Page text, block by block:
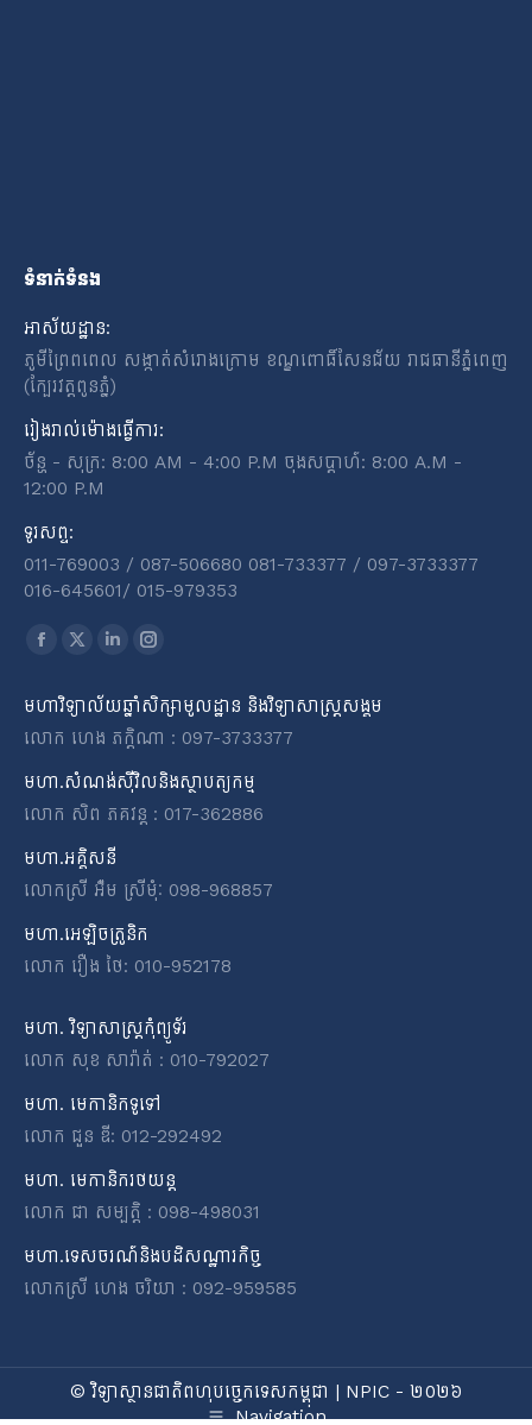
ទំនាក់ទំនង
អាស័យដ្ឋាន:
ភូមីព្រៃពពេល សង្កាត់សំរោងក្រោម ខណ្ឌពោធិ៍សែនជ័យ រាជធានីភ្នំពេញ
(ក្បែរវត្តពូនភ្នំ)
រៀងរាល់ម៉ោងធ្វើការ:
ច័ន្ហ - សុក្រ: 8:00 AM - 4:00 P.M ចុងសប្តាហ៍: 8:00 A.M -
12:00 P.M
ទូរសព្ទ:
011-769003 / 087-506680 081-733377 / 097-3733377
016-645601​/​ 015-979353
Find us on:
Facebook
opens
in
new
window
X
opens
in
new
window
Linkedin
opens
in
new
window
Instagram
opens
in
new
window
មហាវិទ្យាល័យឆ្នាំសិក្សាមូលដ្ឋាន និងវិទ្យាសាស្ត្រសង្គម
លោក ហេង ភក្តិណា : 097-3733377
មហា.សំណង់ស៊ីវិលនិងស្ថាបត្យកម្ម
លោក សិព ភគវន្ត : 017-362886
មហា.អគ្គិសនី
លោកស្រី អ៉ឹម ស្រីមុំៈ 098-968857
មហា.អេឡិចត្រូនិក
លោក រឿង ថៃ: 010-952178
មហា. វិទ្យាសាស្ត្រកុំព្យូទ័រ
លោក សុខ សារ៉ាត់ : 010-792027
មហា. មេកានិកទូទៅ
លោក ជួន ឌី: 012-292492
មហា. មេកានិករថយន្ត
លោក ជា សម្បត្តិ : 098-498031
មហា.ទេសចរណ៍និងបដិសណ្ឋារកិច្ច
លោកស្រី ហេង ចរិយា : 092-959585
© វិទ្យាស្ថានជាតិពហុបច្ចេកទេសកម្ពុជា | NPIC - ២០២៦
Navigation